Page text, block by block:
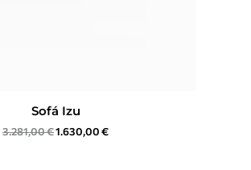
Sofá Izu
3.281,00€1.630,00€